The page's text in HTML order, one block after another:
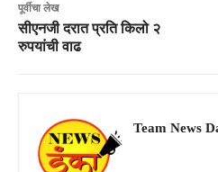
पूर्वीचा लेख
सीएनजी दरात प्रति किलो २
रुपयांची वाढ
Team News